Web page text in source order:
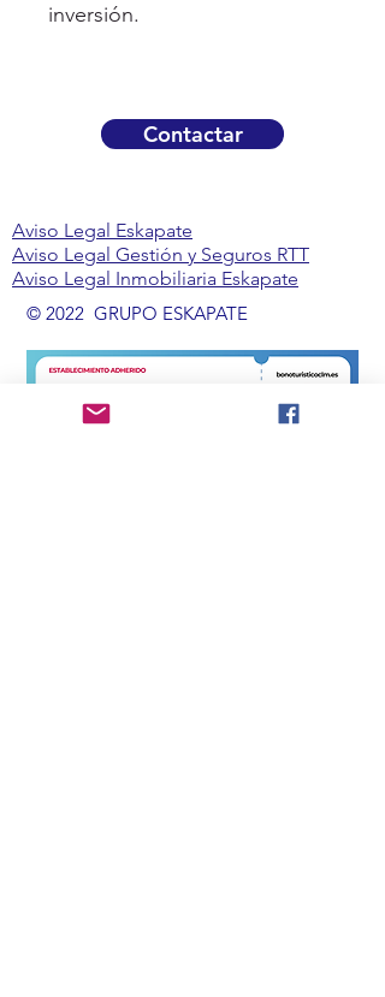
inversión.
Contactar
Aviso Legal Eskapate
Aviso Legal Gestión y Seguros RTT
Aviso Legal Inmobiliaria Eskapate
© 2022 GRUPO ESKAPATE